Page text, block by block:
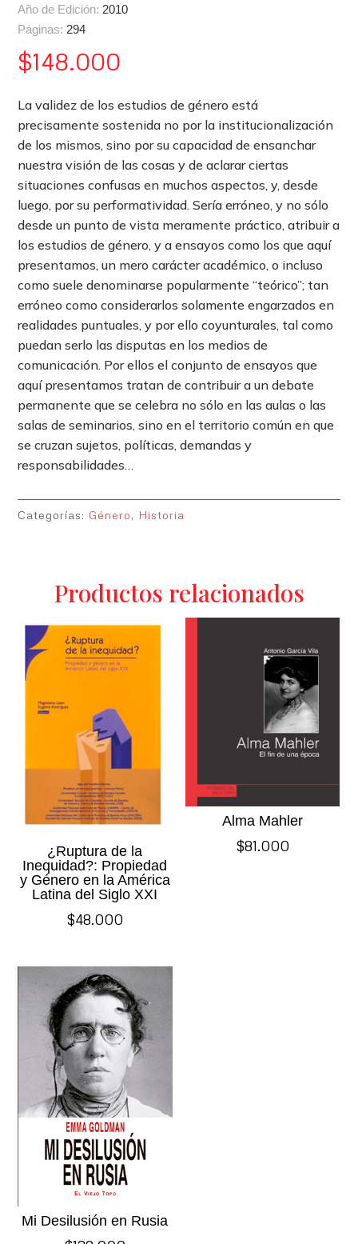
Año de Edición: 2010
Páginas: 294
$148.000
La validez de los estudios de género está
precisamente sostenida no por la institucionalización
de los mismos, sino por su capacidad de ensanchar
nuestra visión de las cosas y de aclarar ciertas
situaciones confusas en muchos aspectos, y, desde
luego, por su performatividad. Sería erróneo, y no sólo
desde un punto de vista meramente práctico, atribuir a
los estudios de género, y a ensayos como los que aquí
presentamos, un mero carácter académico, o incluso
como suele denominarse popularmente “teórico”; tan
erróneo como considerarlos solamente engarzados en
realidades puntuales, y por ello coyunturales, tal como
puedan serlo las disputas en los medios de
comunicación. Por ellos el conjunto de ensayos que
aquí presentamos tratan de contribuir a un debate
permanente que se celebra no sólo en las aulas o las
salas de seminarios, sino en el territorio común en que
se cruzan sujetos, políticas, demandas y
responsabilidades…
Categorías: Género, Historia
Productos relacionados
¿Ruptura de la
Inequidad?: Propiedad
y Género en la América
Latina del Siglo XXI
$48.000
Alma Mahler
$81.000
Mi Desilusión en Rusia